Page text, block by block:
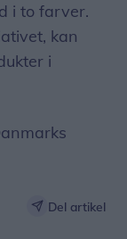
i to farver.
kan
i
Del artikel